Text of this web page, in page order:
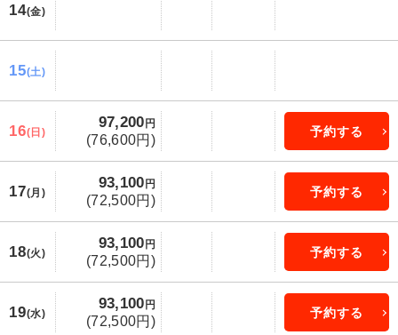
14(金)
15(土)
16(日)
97,200 円
(76,600円)
予約する
17(月)
93,100 円
(72,500円)
予約する
18(火)
93,100 円
(72,500円)
予約する
19(水)
93,100 円
(72,500円)
予約する